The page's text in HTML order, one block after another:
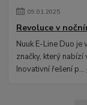
09.01.2025
Revoluce v
Nuuk E-Line Duo
značky, který
Inovativní řešení p...